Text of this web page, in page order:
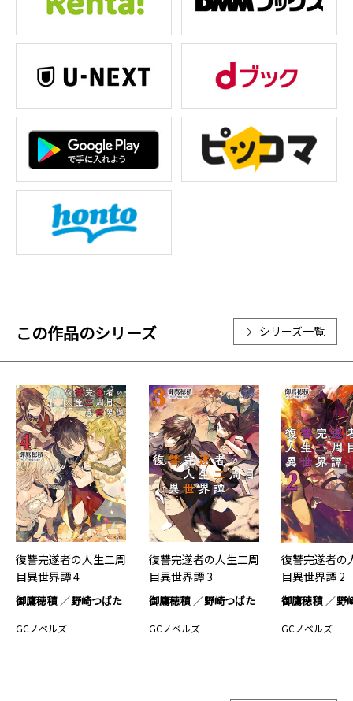
この作品のシリーズ シリーズ一覧
復讐完遂者の人生二周
目異世界譚 4
御鷹穂積 野崎つばた
GCノベルズ
復讐完遂者の人生二周
目異世界譚 3
御鷹穂積 野崎つばた
GCノベルズ
復讐完遂者の
目異世界譚 2
御鷹穂積 野
GCノベルズ